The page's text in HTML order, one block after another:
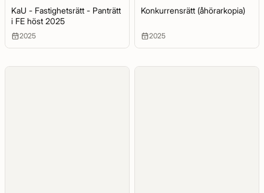
KaU - Fastighetsrätt - Panträtt
i FE höst 2025
2025
Konkurrensrätt (åhörarkopia)
2025